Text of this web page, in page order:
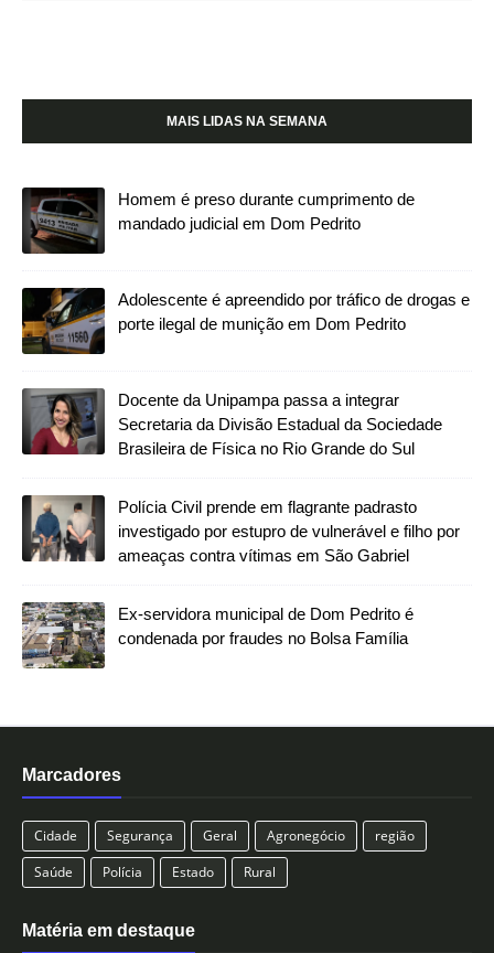
MAIS LIDAS NA SEMANA
Homem é preso durante cumprimento de
mandado judicial em Dom Pedrito
Adolescente é apreendido por tráfico de drogas e
porte ilegal de munição em Dom Pedrito
Docente da Unipampa passa a integrar
Secretaria da Divisão Estadual da Sociedade
Brasileira de Física no Rio Grande do Sul
Polícia Civil prende em flagrante padrasto
investigado por estupro de vulnerável e filho por
ameaças contra vítimas em São Gabriel
Ex-servidora municipal de Dom Pedrito é
condenada por fraudes no Bolsa Família
Marcadores
Cidade Segurança Geral Agronegócio
região
Saúde
Polícia Estado Rural
Matéria em destaque